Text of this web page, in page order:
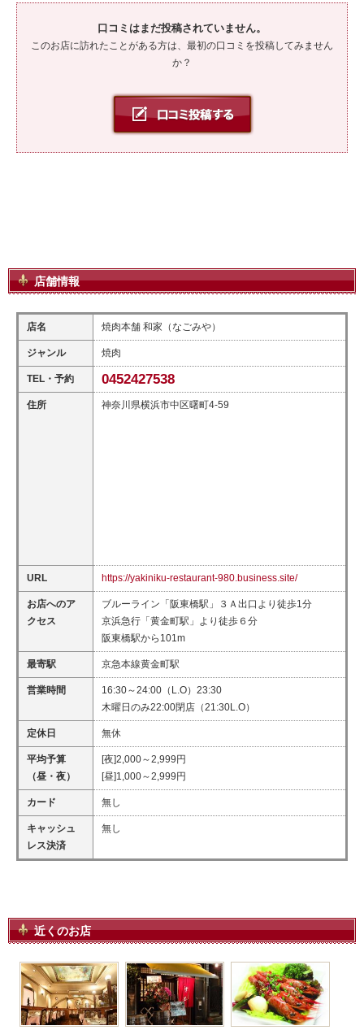
口コミはまだ投稿されていません。
このお店に訪れたことがある方は、最初の口コミを投稿してみません
か？
店舗情報
店名 焼肉本舗 和家（なごみや）
ジャンル 焼肉
TEL・予約 0452427538
住所 神奈川県横浜市中区曙町4-59
URL https://yakiniku-restaurant-980.business.site/
お店へのア
クセス
ブルーライン「阪東橋駅」３Ａ出口より徒歩1分
京浜急行「黄金町駅」より徒歩６分
阪東橋駅から101m
最寄駅 京急本線黄金町駅
営業時間
16:30～24:00（L.O）23:30
木曜日のみ22:00閉店（21:30L.O）
定休日 無休
平均予算
（昼・夜）
[夜]2,000～2,999円
[昼]1,000～2,999円
カード 無し
キャッシュ
レス決済
無し
近くのお店